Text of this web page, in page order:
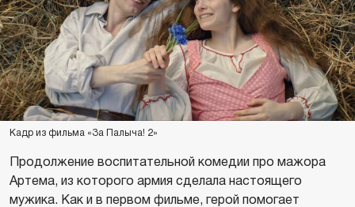
Кадр из фильма «За Палыча! 2»
Продолжение воспитательной комедии про мажора
Артема, из которого армия сделала настоящего
мужика. Как и в первом фильме, герой помогает